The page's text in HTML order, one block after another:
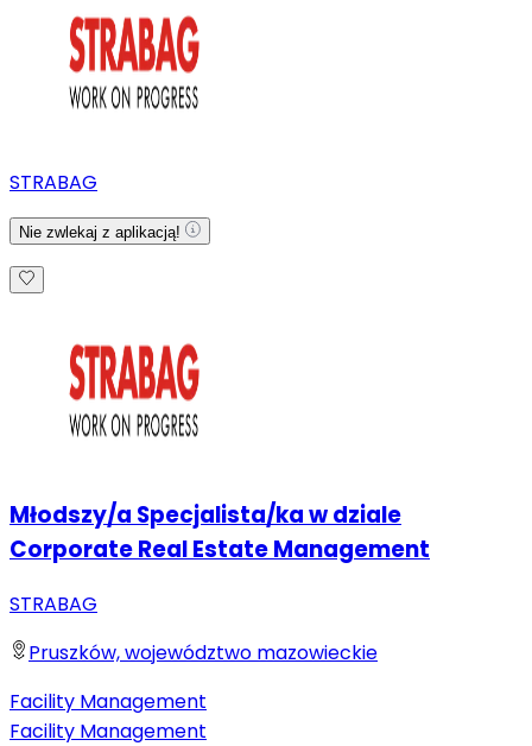
STRABAG
Nie zwlekaj z aplikacją!
Młodszy/a Specjalista/ka w dziale
Corporate Real Estate Management
STRABAG
Pruszków, województwo mazowieckie
Facility Management
Facility Management